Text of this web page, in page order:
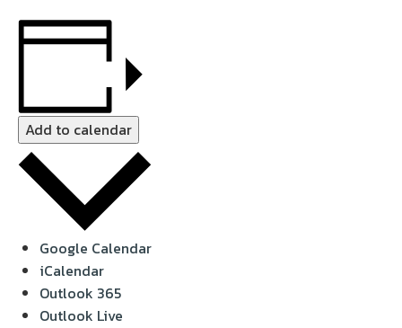
Add to calendar
Google Calendar
iCalendar
Outlook 365
Outlook Live